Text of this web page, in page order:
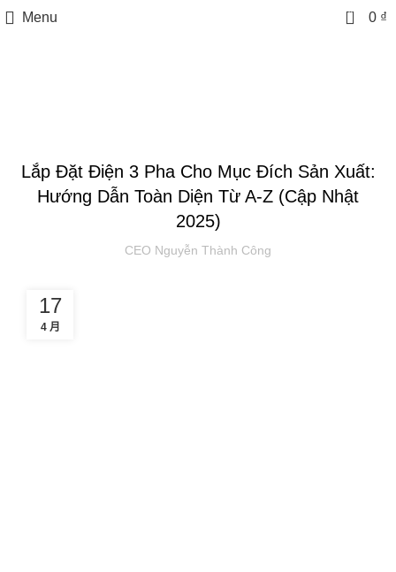
Menu 0 0 ₫
Lắp Đặt Điện 3 Pha Cho Mục Đích Sản Xuất:
Hướng Dẫn Toàn Diện Từ A-Z (Cập Nhật
2025)
CEO Nguyễn Thành Công
17
4 月